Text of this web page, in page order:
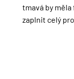
tmavá by
zaplnit celý